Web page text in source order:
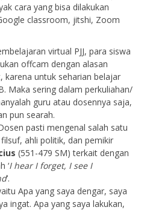
cara yang bisa dilakukan
classroom, jitshi, Zoom
virtual PJJ, para siswa
offcam dengan alasan
untuk seharian belajar
Maka sering dalam perkuliahan/
guru atau dosennya saja,
pun searah.
pasti mengenal salah satu
ahli politik, dan pemikir
(551-479 SM) terkait dengan
‘I hear I forget, I see I
’.
Apa yang saya dengar, saya
ingat. Apa yang saya lakukan,